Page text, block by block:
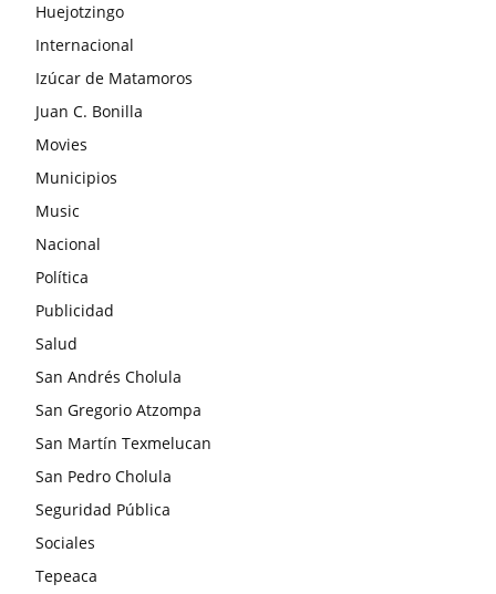
Huejotzingo
Internacional
Izúcar de Matamoros
Juan C. Bonilla
Movies
Municipios
Music
Nacional
Política
Publicidad
Salud
San Andrés Cholula
San Gregorio Atzompa
San Martín Texmelucan
San Pedro Cholula
Seguridad Pública
Sociales
Tepeaca